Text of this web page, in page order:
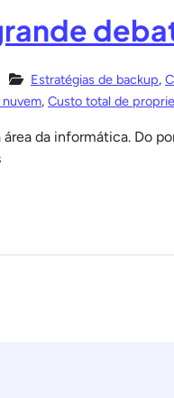
Estratégias de backup,
, Custo total de
da informática. Do